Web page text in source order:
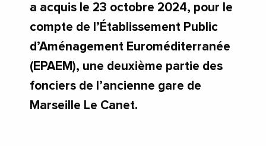
a acquis le 23 octobre 2024, pour le
compte de l’Établissement Public
d’Aménagement Euroméditerranée
(EPAEM), une deuxième partie des
fonciers de l’ancienne gare de
Marseille Le Canet.